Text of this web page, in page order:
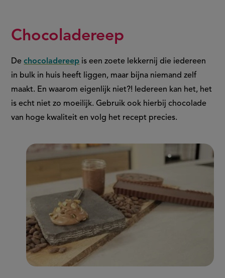
Chocoladereep
Dechocoladereep is een zoete lekkernij die iedereen
in bulk in huis heeft liggen, maar bijna niemand zelf
maakt. En waarom eigenlijk niet?! Iedereen kan het, het
is echt niet zo moeilijk. Gebruik ook hierbij chocolade
van hoge kwaliteit en volg het recept precies.